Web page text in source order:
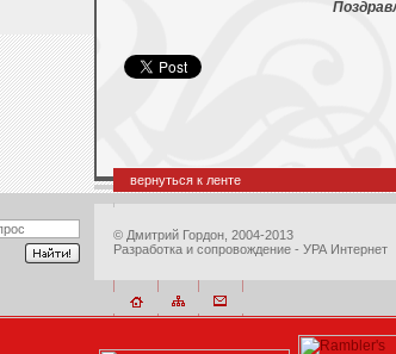
Поздр
вернуться к ленте
© Дмитрий Гордон , 2004-2013
Разработка и сопровождение - УРА Интернет